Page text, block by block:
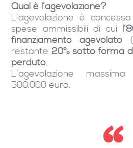
Qual è l’agevolazione?
L’agevolazione è
spese ammissibili di cui
finanziamento agevolato
restante 20% sotto forma
perduto.
L’agevolazione
500.000 euro.